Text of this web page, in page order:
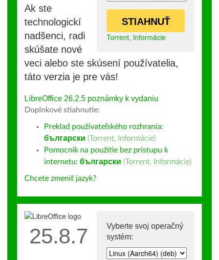
STIAHNUŤ
Torrent, Informácie
Ak ste
technologickí
nadšenci, radi
skúšate nové
veci alebo ste skúsení používatelia,
táto verzia je pre vás!
LibreOffice 26.2.5 poznámky k vydaniu
Doplnkové stiahnutie:
Preklad používateľského rozhrania:
български (Torrent, Informácie)
Pomocník na použitie bez prístupu k
internetu: български (Torrent, Informácie)
Chcete zmeniť jazyk?
Vyberte svoj operačný
systém:
25.8.7